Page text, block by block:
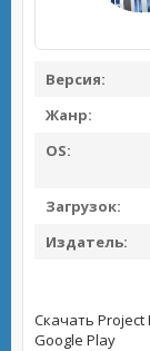
Версия:
Жанр:
OS:
Загрузок:
Издатель:
Скачать
Google Play